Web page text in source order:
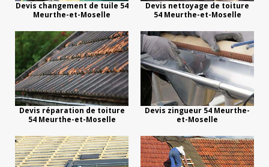
Devis changement de tuile 54
Meurthe-et-Moselle
Devis nettoyage de toiture
54 Meurthe-et-Moselle
Devis réparation de toiture
54 Meurthe-et-Moselle
Devis zingueur 54 Meurthe-
et-Moselle